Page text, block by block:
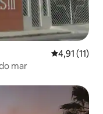
4,91 de uma
4,91 (11)
mar